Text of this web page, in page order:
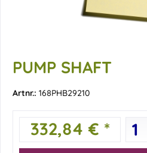
PUMP SHAFT
Artnr.: 168PHB29210
332,84 € *